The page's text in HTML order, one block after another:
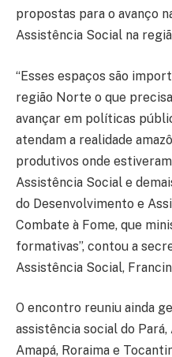
propostas para o avanço
Assistência Social na
“Esses espaços são
região Norte o que
avançar em políticas
atendam a realidade
produtivos onde
Assistência Social e
do Desenvolvimento e
Combate à Fome, que
formativas”, contou a
Assistência Social,
O encontro reuniu ainda
assistência social do Pará,
Amapá, Roraima e